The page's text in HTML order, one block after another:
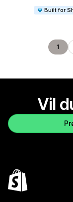
Built for
1
Vil